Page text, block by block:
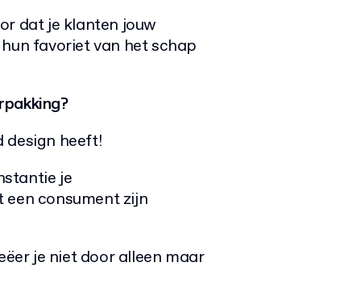
dat je klanten jouw
favoriet van het schap
design heeft!
je
een consument zijn
je niet door alleen maar